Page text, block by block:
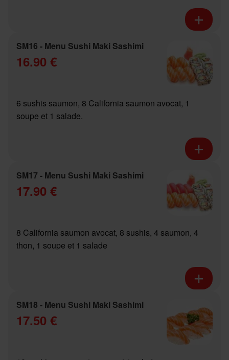
SM16 - Menu Sushi Maki Sashimi
16.90 €
6 sushis saumon, 8 California saumon avocat, 1
soupe et 1 salade.
SM17 - Menu Sushi Maki Sashimi
17.90 €
8 California saumon avocat, 8 sushis, 4 saumon, 4
thon, 1 soupe et 1 salade
SM18 - Menu Sushi Maki Sashimi
17.50 €